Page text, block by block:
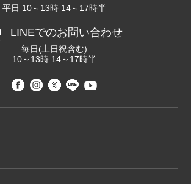
平日 10～13時 14～17時半
LINEでのお問い合わせ
毎日(土日祝含む)
10～13時 14～17時半